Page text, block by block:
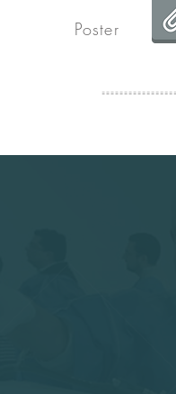
Poster